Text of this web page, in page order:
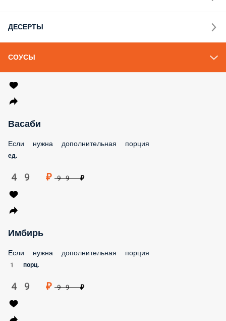
ДЕСЕРТЫ
СОУСЫ
Васаби
Если нужна дополнительная порция
ед.
49 ₽
Имбирь
Если нужна дополнительная порция
1 порц.
49 ₽